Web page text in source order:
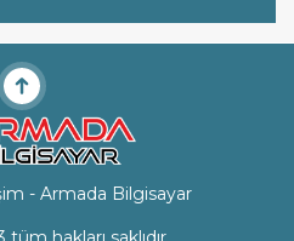
- Armada Bilgisayar